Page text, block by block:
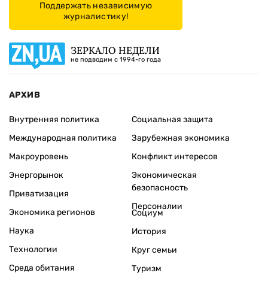
Поддержать независимую
журналистику!
ЗЕРКАЛО НЕДЕЛИ
не подводим с 1994-го года
АРХИВ
Внутренняя политика
Международная политика
Макроуровень
Энергорынок
Приватизация
Экономика регионов
Социальная защита
Зарубежная экономика
Конфликт интересов
Экономическая
безопасность
Персоналии
Наука
Технологии
Среда обитания
Социум
История
Круг семьи
Туризм